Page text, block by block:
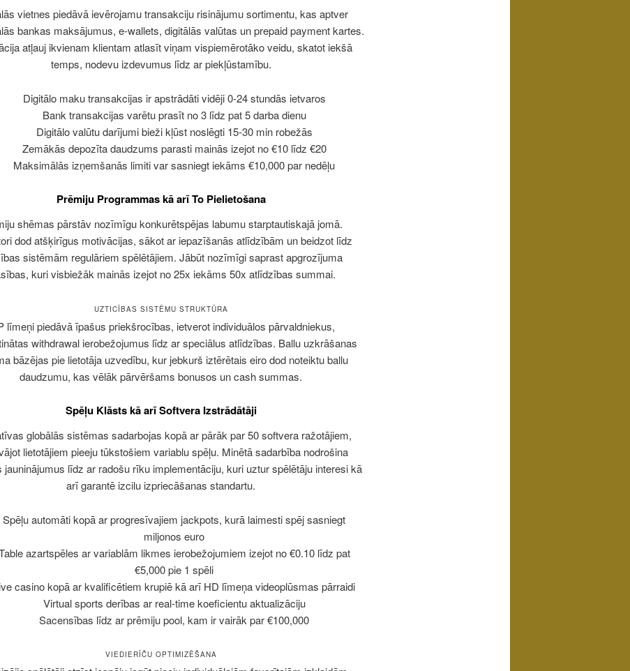
vietnes piedāvā ievērojamu transakciju risinājumu sortimentu, kas aptver
bankas maksājumus, e-wallets, digitālās valūtas un prepaid payment kartes.
atļauj ikvienam klientam atlasīt viņam vispiemērotāko veidu, skatot iekšā
temps, nodevu izdevumus līdz ar piekļūstamību.
Digitālo maku transakcijas ir apstrādāti vidēji 0-24 stundās ietvaros
Bank transakcijas varētu prasīt no 3 līdz pat 5 darba dienu
Digitālo valūtu darījumi bieži kļūst noslēgti 15-30 min robežās
Zemākās depozīta daudzums parasti mainās izejot no €10 līdz €20
Maksimālās izņemšanās limiti var sasniegt iekāms €10,000 par nedēļu
Prēmiju Programmas kā arī To Pielietošana
shēmas pārstāv nozīmīgu konkurētspējas labumu starptautiskajā jomā.
dod atšķirīgus motivācijas, sākot ar iepazīšanās atlīdzībām un beidzot līdz
sistēmām regulāriem spēlētājiem. Jābūt nozīmīgi saprast apgrozījuma
kuri visbiežāk mainās izejot no 25x iekāms 50x atlīdzības summai.
UZTICĪBAS SISTĒMU STRUKTŪRA
līmeņi piedāvā īpašus priekšrocības, ietverot individuālos pārvaldniekus,
withdrawal ierobežojumus līdz ar speciālus atlīdzības. Ballu uzkrāšanas
bāzējas pie lietotāja uzvedību, kur jebkurš iztērētais eiro dod noteiktu ballu
daudzumu, kas vēlāk pārvēršams bonusos un cash summas.
Spēļu Klāsts kā arī Softvera Izstrādātāji
globālās sistēmas sadarbojas kopā ar pārāk par 50 softvera ražotājiem,
lietotājiem pieeju tūkstošiem variablu spēļu. Minētā sadarbība nodrošina
jauninājumus līdz ar radošu rīku implementāciju, kuri uztur spēlētāju interesi kā
arī garantē izcilu izpriecāšanas standartu.
Spēļu automāti kopā ar progresīvajiem jackpots, kurā laimesti spēj sasniegt
miljonos euro
azartspēles ar variablām likmes ierobežojumiem izejot no €0.10 līdz pat
€5,000 pie 1 spēli
casino kopā ar kvalificētiem krupiē kā arī HD līmeņa videoplūsmas pārraidi
Virtual sports derības ar real-time koeficientu aktualizāciju
Sacensības līdz ar prēmiju pool, kam ir vairāk par €100,000
VIEDIERĪČU OPTIMIZĒŠANA